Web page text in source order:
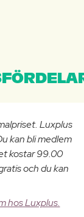
Luxplus
kan bli medlem
kostar 99.00
och du kan
hos Luxplus.